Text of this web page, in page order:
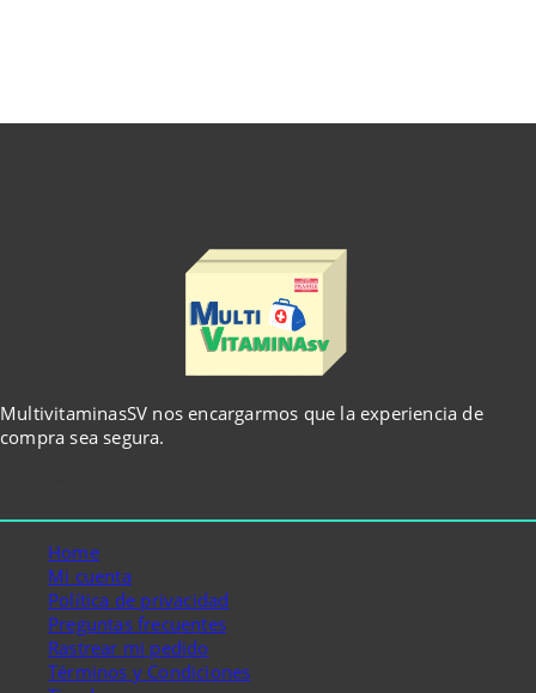
MultivitaminasSV nos encargarmos que la experiencia de
compra sea segura.
Home
Mi cuenta
Política de privacidad
Preguntas frecuentes
Rastrear mi pedido
Términos y Condiciones